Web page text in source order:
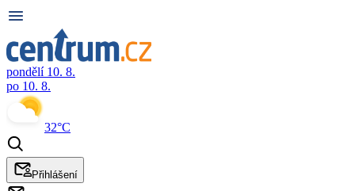
pondělí 10. 8.
po 10. 8.
32°C
Přihlášení